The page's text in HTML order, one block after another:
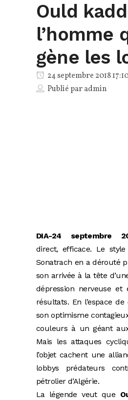
Ould
l’homme
gène les
24 septembre 2018
Publié paradmin
DIA-24 septembre
direct, efficace. Le
Sonatrach en a dérouté
son arrivée à la tête
dépression nerveuse
résultats. En l’espace
son optimisme
couleurs à un géant
Mais les attaques
l’objet cachent une
lobbys prédateurs
pétrolier d’Algérie.
La légende veut que